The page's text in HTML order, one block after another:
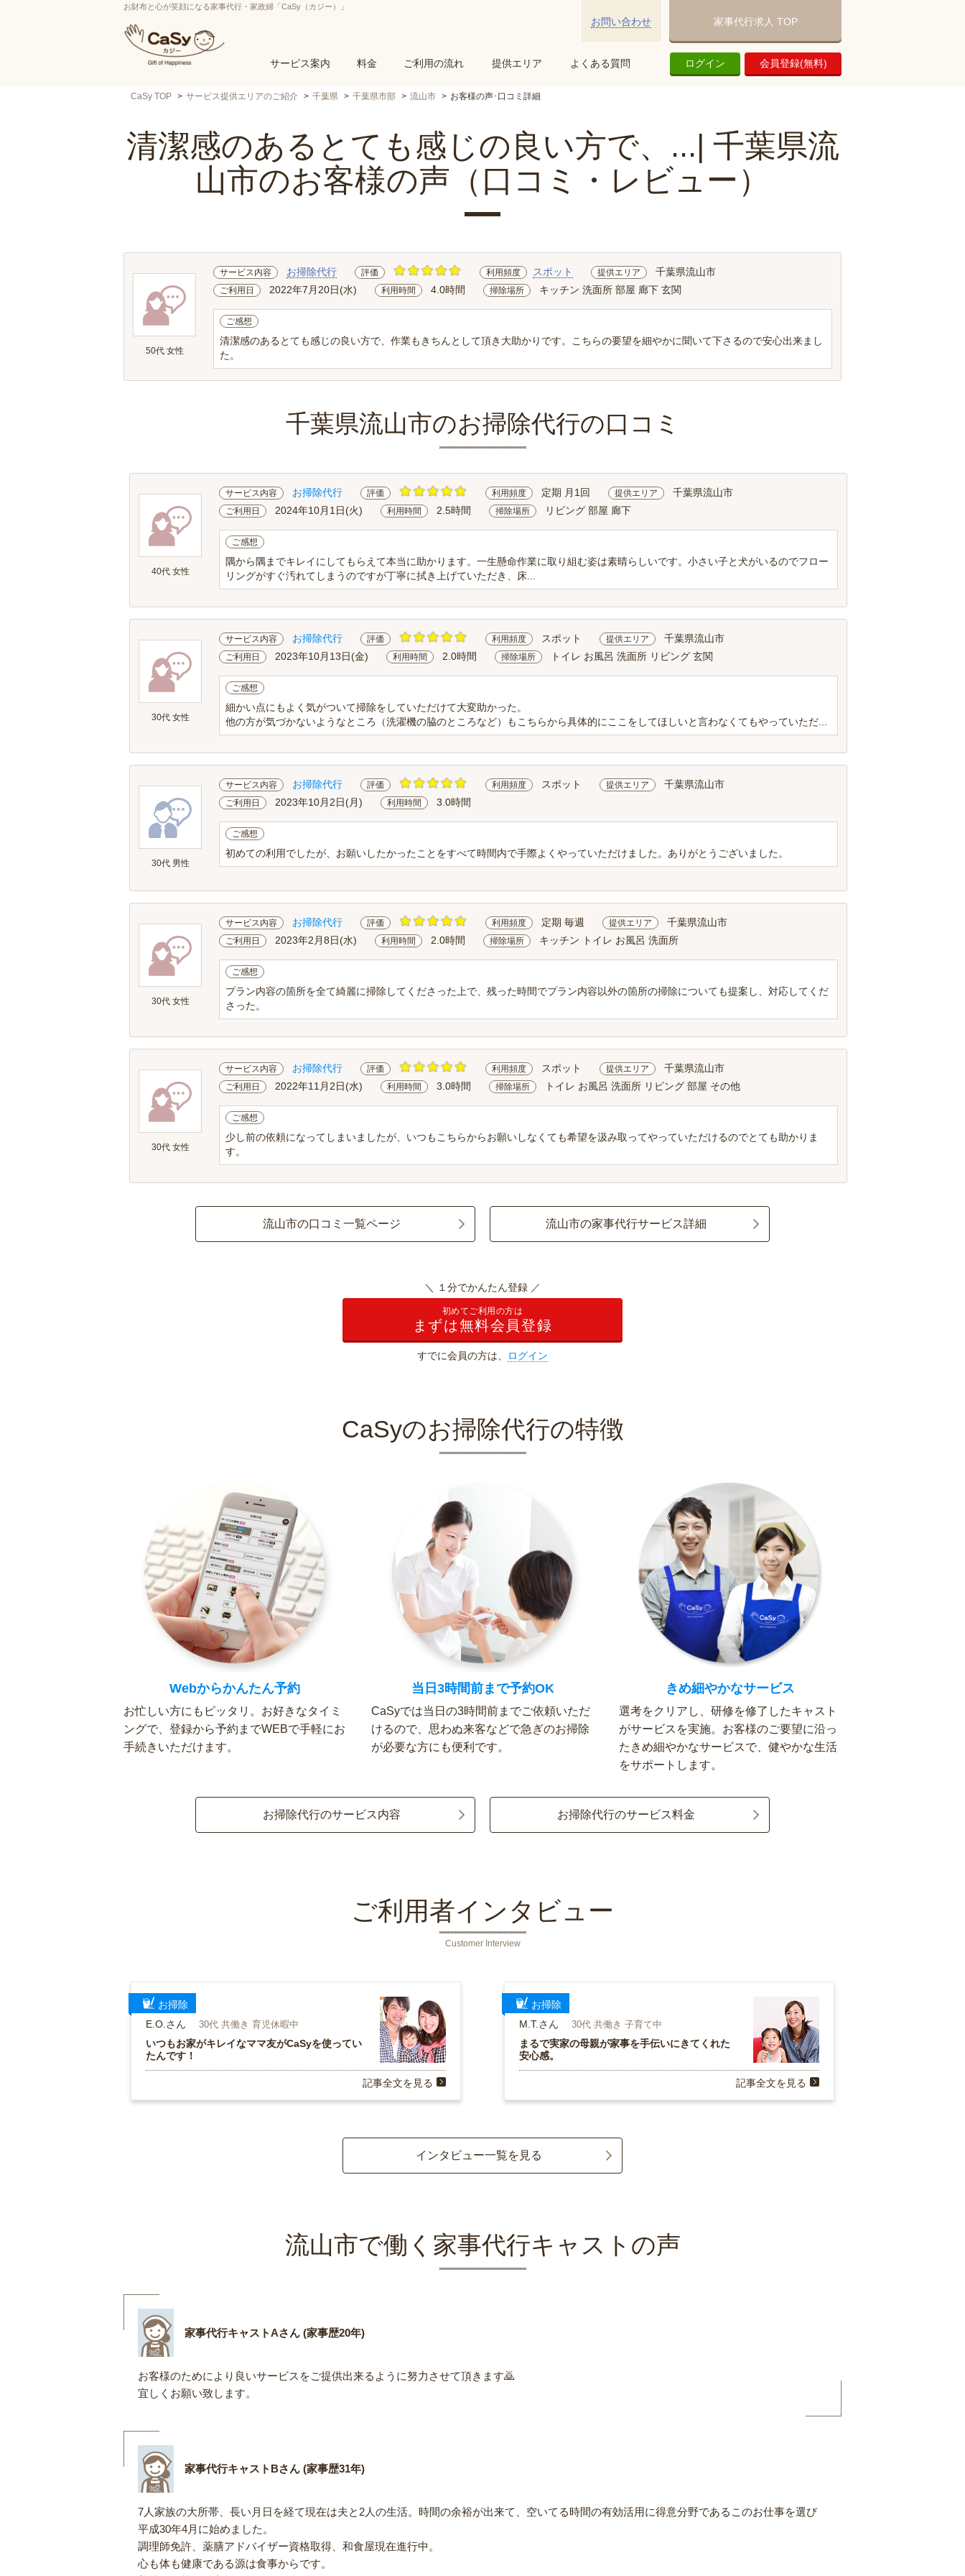
お財布と心が笑顔になる家事代行・家政婦「CaSy（カジー）」
サービス案内 料金 ご利用の流れ 提供エリア よくある質問 ログイン 会員登録(無料)
お問い合わせ 家事代行求人 TOP
CaSy TOP サービス提供エリアのご紹介 千葉県 千葉県市部 流山市 お客様の声･口コミ詳細
清潔感のあるとても感じの良い方で、...| 千葉県流
山市のお客様の声（口コミ・レビュー）
50代 女性
サービス内容 お掃除代行 評価 利用頻度 スポット 提供エリア 千葉県流山市
ご利用日 2022年7月20日(水) 利用時間 4.0時間 掃除場所 キッチン 洗面所 部屋 廊下 玄関
ご感想
清潔感のあるとても感じの良い方で、作業もきちんとして頂き大助かりです。こちらの要望を細やかに聞いて下さるので安心出来まし
た。
千葉県流山市のお掃除代行の口コミ
40代 女性
サービス内容 お掃除代行 評価 利用頻度 定期 月1回 提供エリア 千葉県流山市
ご利用日 2024年10月1日(火) 利用時間 2.5時間 掃除場所 リビング 部屋 廊下
ご感想
隅から隅までキレイにしてもらえて本当に助かります。一生懸命作業に取り組む姿は素晴らしいです。小さい子と犬がいるのでフロー
リングがすぐ汚れてしまうのですが丁寧に拭き上げていただき、床...
30代 女性
サービス内容 お掃除代行 評価 利用頻度 スポット 提供エリア 千葉県流山市
ご利用日 2023年10月13日(金) 利用時間 2.0時間 掃除場所 トイレ お風呂 洗面所 リビング 玄関
ご感想
細かい点にもよく気がついて掃除をしていただけて大変助かった。
他の方が気づかないようなところ（洗濯機の脇のところなど）もこちらから具体的にここをしてほしいと言わなくてもやっていただ...
30代 男性
サービス内容 お掃除代行 評価 利用頻度 スポット 提供エリア 千葉県流山市
ご利用日 2023年10月2日(月) 利用時間 3.0時間
ご感想
初めての利用でしたが、お願いしたかったことをすべて時間内で手際よくやっていただけました。ありがとうございました。
30代 女性
サービス内容 お掃除代行 評価 利用頻度 定期 毎週 提供エリア 千葉県流山市
ご利用日 2023年2月8日(水) 利用時間 2.0時間 掃除場所 キッチン トイレ お風呂 洗面所
ご感想
プラン内容の箇所を全て綺麗に掃除してくださった上で、残った時間でプラン内容以外の箇所の掃除についても提案し、対応してくだ
さった。
30代 女性
サービス内容 お掃除代行 評価 利用頻度 スポット 提供エリア 千葉県流山市
ご利用日 2022年11月2日(水) 利用時間 3.0時間 掃除場所 トイレ お風呂 洗面所 リビング 部屋 その他
ご感想
少し前の依頼になってしまいましたが、いつもこちらからお願いしなくても希望を汲み取ってやっていただけるのでとても助かりま
す。
流山市の口コミ一覧ページ 流山市の家事代行サービス詳細
＼ １分でかんたん登録 ／
初めてご利用の方は
まずは無料会員登録
すでに会員の方は、 ログイン
CaSyのお掃除代行の特徴
Webからかんたん予約
お忙しい方にもピッタリ。お好きなタイミ
ングで、登録から予約までWEBで手軽にお
手続きいただけます。
当日3時間前まで予約OK
CaSyでは当日の3時間前までご依頼いただ
けるので、思わぬ来客などで急ぎのお掃除
が必要な方にも便利です。
きめ細やかなサービス
選考をクリアし、研修を修了したキャスト
がサービスを実施。お客様のご要望に沿っ
たきめ細やかなサービスで、健やかな生活
をサポートします。
お掃除代行のサービス内容 お掃除代行のサービス料金
ご利用者インタビュー
Customer Interview
お掃除
E.O.さん
30代 共働き 育児休暇中
いつもお家がキレイなママ友がCaSyを使ってい
たんです！
記事全文を見る
お掃除
M.T.さん
30代 共働き 子育て中
まるで実家の母親が家事を手伝いにきてくれた
安心感。
記事全文を見る
インタビュー一覧を見る
流山市で働く家事代行キャストの声
家事代行キャストAさん (家事歴20年)
お客様のためにより良いサービスをご提供出来るように努力させて頂きます🙇
宜しくお願い致します。
家事代行キャストBさん (家事歴31年)
7人家族の大所帯、長い月日を経て現在は夫と2人の生活。時間の余裕が出来て、空いてる時間の有効活用に得意分野であるこのお仕事を選び
平成30年4月に始めました。
調理師免許、薬膳アドバイザー資格取得、和食屋現在進行中。
心も体も健康である源は食事からです。